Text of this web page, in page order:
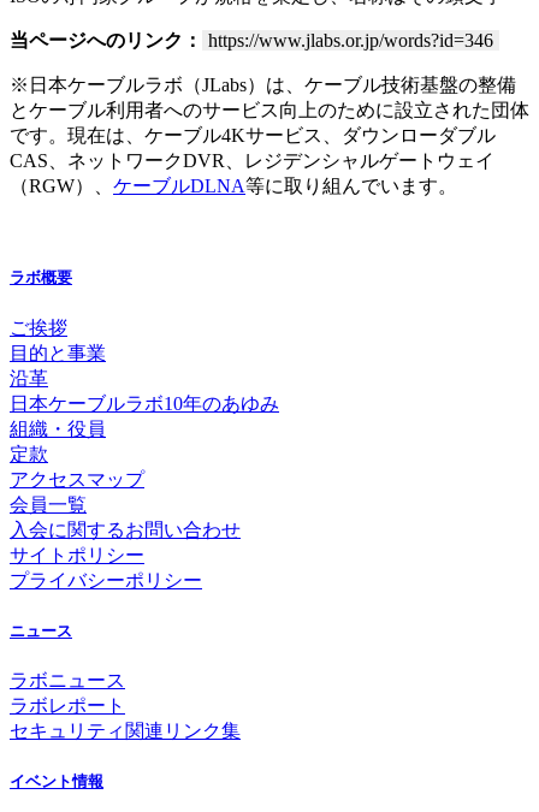
当ページへのリンク： https://www.jlabs.or.jp/words?id=346
※日本ケーブルラボ（JLabs）は、ケーブル技術基盤の整備
とケーブル利用者へのサービス向上のために設立された団体
です。現在は、ケーブル4Kサービス、ダウンローダブル
CAS、ネットワークDVR、レジデンシャルゲートウェイ
（RGW）、 ケーブルDLNA等に取り組んでいます。
ラボ概要
ご挨拶
目的と事業
沿革
日本ケーブルラボ10年のあゆみ
組織・役員
定款
アクセスマップ
会員一覧
入会に関するお問い合わせ
サイトポリシー
プライバシーポリシー
ニュース
ラボニュース
ラボレポート
セキュリティ関連リンク集
イベント情報